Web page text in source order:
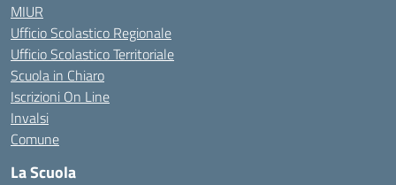
MIUR
Ufficio Scolastico Regionale
Ufficio Scolastico Territoriale
Scuola in Chiaro
Iscrizioni On Line
Invalsi
Comune
La Scuola